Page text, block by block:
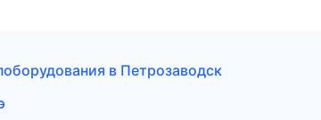
в Петрозаводск